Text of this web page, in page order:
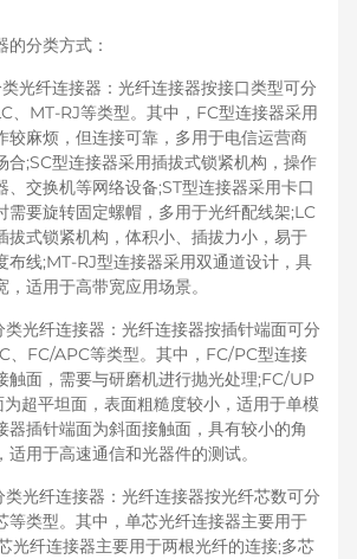
分类方式：
纤连接器：光纤连接器按接口类型可分
、MT-RJ等类型。其中，FC型连接器采用
较麻烦，但连接可靠，多用于电信运营商
合;SC型连接器采用插拔式锁紧机构，操作
、交换机等网络设备;ST型连接器采用卡口
需要旋转固定螺帽，多用于光纤配线架;LC
拔式锁紧机构，体积小、插拔力小，易于
布线;MT-RJ型连接器采用双通道设计，具
适用于高带宽应用场景。
光纤连接器：光纤连接器按插针端面可分
、FC/APC等类型。其中，FC/PC型连接
触面，需要与研磨机进行抛光处理;FC/UP
超平坦面，表面粗糙度较小，适用于单模
器插针端面为斜面接触面，具有较小的角
用于高速通信和光器件的测试。
光纤连接器：光纤连接器按光纤芯数可分
等类型。其中，单芯光纤连接器主要用于
光纤连接器主要用于两根光纤的连接;多芯